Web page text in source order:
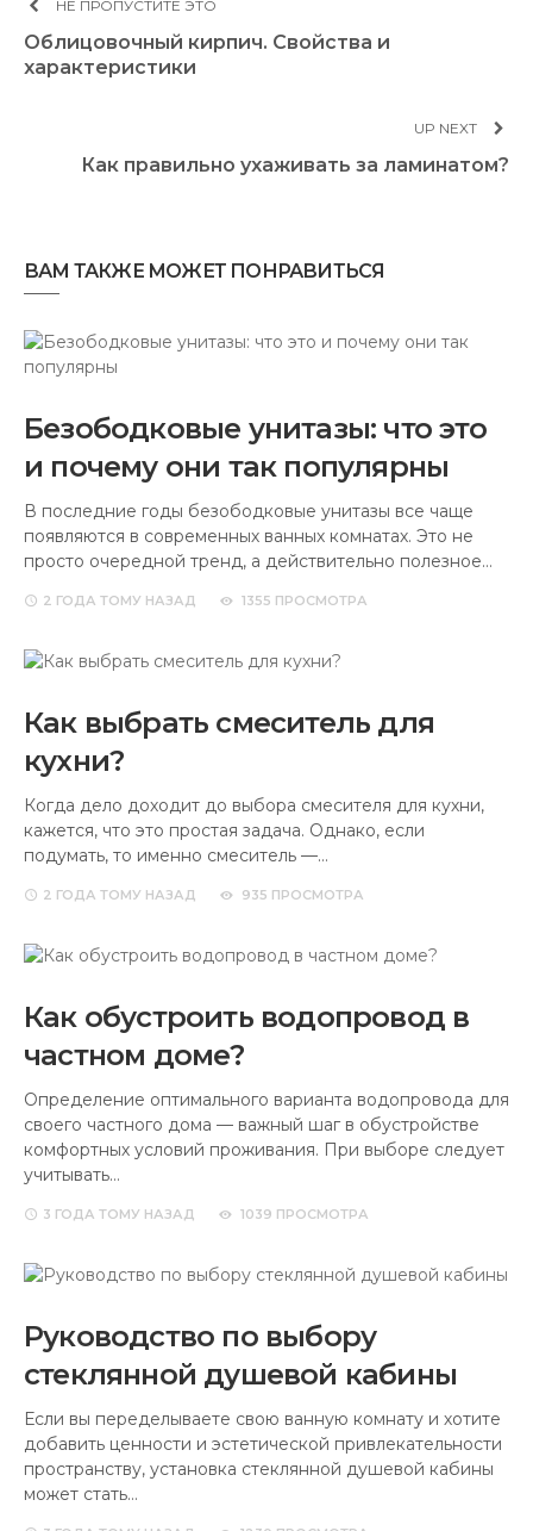
НЕ ПРОПУСТИТЕ ЭТО
Облицовочный кирпич. Свойства и
характеристики
UP NEXT
Как правильно ухаживать за ламинатом?
ВАМ ТАКЖЕ МОЖЕТ ПОНРАВИТЬСЯ
Безободковые унитазы: что это
и почему они так популярны
В последние годы безободковые унитазы все чаще
появляются в современных ванных комнатах. Это не
просто очередной тренд, а действительно полезное…
2 ГОДА ТОМУ НАЗАД 1355 ПРОСМОТРА
Как выбрать смеситель для
кухни?
Когда дело доходит до выбора смесителя для кухни,
кажется, что это простая задача. Однако, если
подумать, то именно смеситель —…
2 ГОДА ТОМУ НАЗАД 935 ПРОСМОТРА
Как обустроить водопровод в
частном доме?
Определение оптимального варианта водопровода для
своего частного дома — важный шаг в обустройстве
комфортных условий проживания. При выборе следует
учитывать…
3 ГОДА ТОМУ НАЗАД 1039 ПРОСМОТРА
Руководство по выбору
стеклянной душевой кабины
Если вы переделываете свою ванную комнату и хотите
добавить ценности и эстетической привлекательности
пространству, установка стеклянной душевой кабины
может стать…